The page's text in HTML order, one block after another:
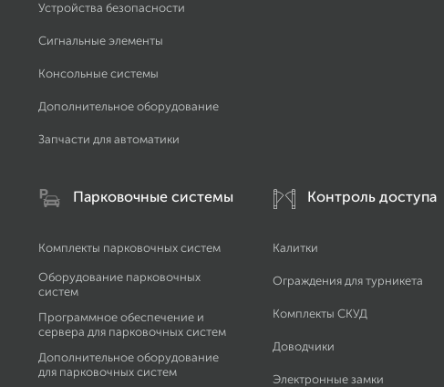
Устройства безопасности
Сигнальные элементы
Консольные системы
Дополнительное оборудование
Запчасти для автоматики
Парковочные системы
Комплекты парковочных систем
Оборудование парковочных
систем
Программное обеспечение и
сервера для парковочных систем
Дополнительное оборудование
для парковочных систем
Контроль доступа
Калитки
Ограждения для турникета
Комплекты СКУД
Доводчики
Электронные замки